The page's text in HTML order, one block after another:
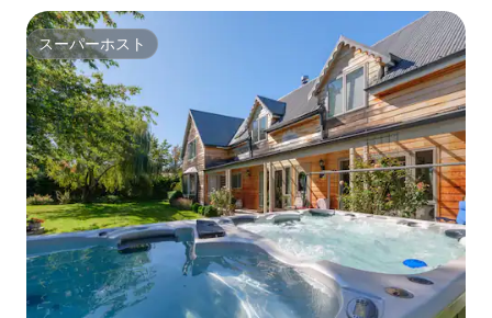
スーパーホスト
スーパーホスト